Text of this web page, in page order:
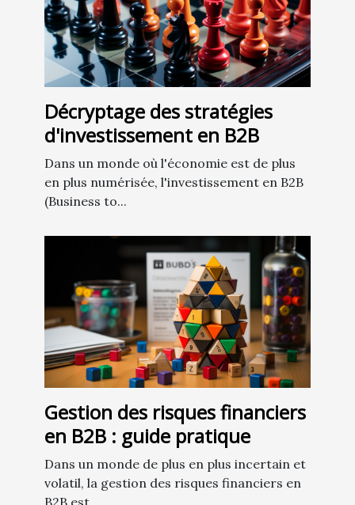
Décryptage des stratégies
d'investissement en B2B
Dans un monde où l'économie est de plus
en plus numérisée, l'investissement en B2B
(Business to...
Gestion des risques financiers
en B2B : guide pratique
Dans un monde de plus en plus incertain et
volatil, la gestion des risques financiers en